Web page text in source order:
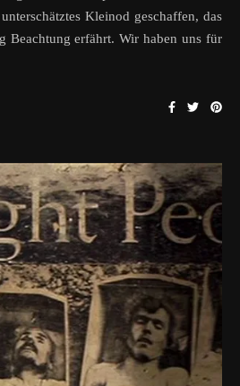
Kleinod geschaffen, das
Beachtung erfährt. Wir haben uns für